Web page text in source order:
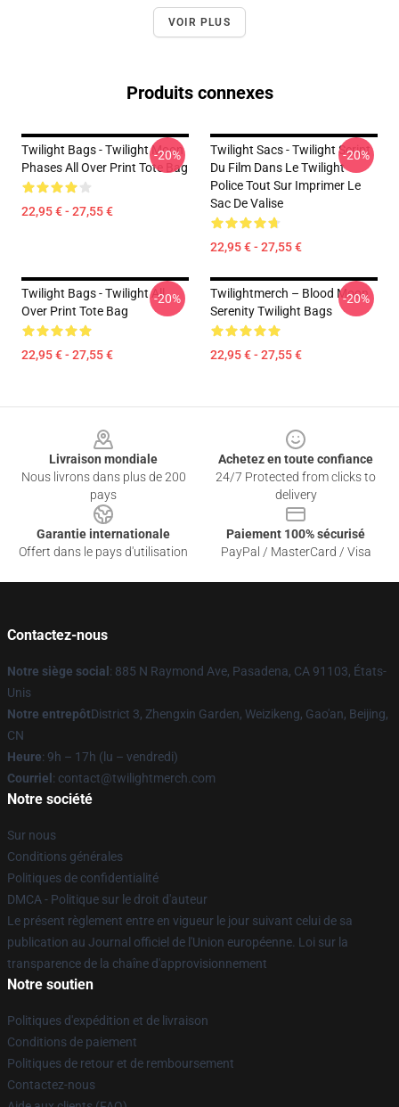
VOIR PLUS
Produits connexes
Twilight Bags - Twilight Moon
Phases All Over Print Tote Bag
22,95 € - 27,55 €
-20%
Twilight Sacs - Twilight Script
Du Film Dans Le Twilight
Police Tout Sur Imprimer Le
Sac De Valise
22,95 € - 27,55 €
-20%
Twilight Bags - Twilight All
Over Print Tote Bag
22,95 € - 27,55 €
-20%
Twilightmerch – Blood Moon
Serenity Twilight Bags
22,95 € - 27,55 €
-20%
Livraison mondiale
Nous livrons dans plus de 200
pays
Achetez en toute confiance
24/7 Protected from clicks to
delivery
Garantie internationale
Offert dans le pays d'utilisation
Paiement 100% sécurisé
PayPal / MasterCard / Visa
Contactez-nous
Notre siège social : 885 N Raymond Ave, Pasadena, CA 91103, États-
Unis
Notre entrepôtDistrict 3, Zhengxin Garden, Weizikeng, Gao'an, Beijing,
CN
Heure: 9h – 17h (lu – vendredi)
Courriel : contact@twilightmerch.com
Notre société
Sur nous
Conditions générales
Politiques de confidentialité
DMCA - Politique sur le droit d'auteur
Le présent règlement entre en vigueur le jour suivant celui de sa
publication au Journal officiel de l'Union européenne. Loi sur la
transparence de la chaîne d'approvisionnement
Notre soutien
Politiques d'expédition et de livraison
Conditions de paiement
Politiques de retour et de remboursement
Contactez-nous